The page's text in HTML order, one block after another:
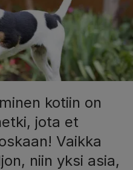
kotiin on
jota et
Vaikka
niin yksi asia,